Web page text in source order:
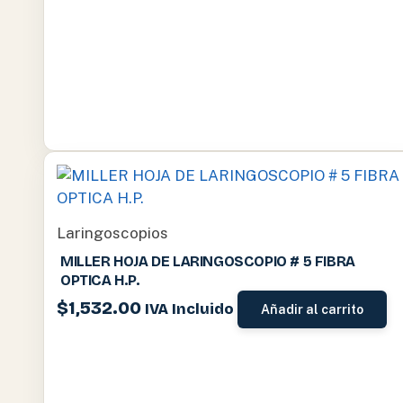
Laringoscopios
MILLER HOJA DE LARINGOSCOPIO # 5 FIBRA
OPTICA H.P.
$1,532.00 IVA Incluido Añadir al carrito